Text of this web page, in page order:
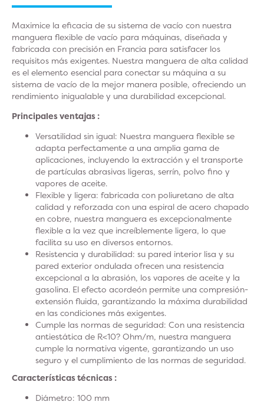
Maximice la eficacia de su sistema de vacío con nuestra
manguera flexible de vacío para máquinas, diseñada y
fabricada con precisión en Francia para satisfacer los
requisitos más exigentes. Nuestra manguera de alta calidad
es el elemento esencial para conectar su máquina a su
sistema de vacío de la mejor manera posible, ofreciendo un
rendimiento inigualable y una durabilidad excepcional.
Principales ventajas :
Versatilidad sin igual: Nuestra manguera flexible se
adapta perfectamente a una amplia gama de
aplicaciones, incluyendo la extracción y el transporte
de partículas abrasivas ligeras, serrín, polvo fino y
vapores de aceite.
Flexible y ligera: fabricada con poliuretano de alta
calidad y reforzada con una espiral de acero chapado
en cobre, nuestra manguera es excepcionalmente
flexible a la vez que increíblemente ligera, lo que
facilita su uso en diversos entornos.
Resistencia y durabilidad: su pared interior lisa y su
pared exterior ondulada ofrecen una resistencia
excepcional a la abrasión, los vapores de aceite y la
gasolina. El efecto acordeón permite una compresión-
extensión fluida, garantizando la máxima durabilidad
en las condiciones más exigentes.
Cumple las normas de seguridad: Con una resistencia
antiestática de R<10? Ohm/m, nuestra manguera
cumple la normativa vigente, garantizando un uso
seguro y el cumplimiento de las normas de seguridad.
Características técnicas :
Diámetro: 100 mm